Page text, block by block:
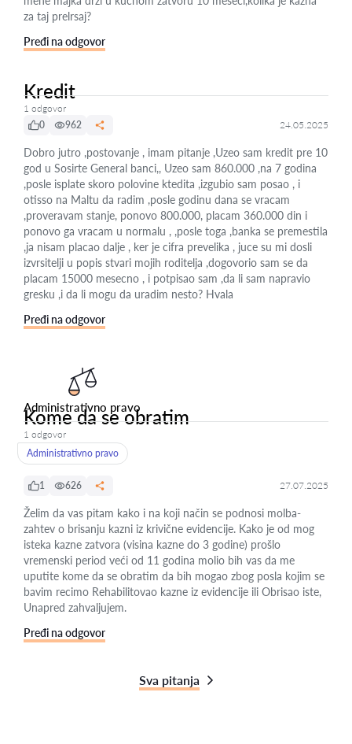
za taj prelrsaj?
Pređi na odgovor
Kredit
1 odgovor
0
962 24.05.2025
Dobro jutro ,postovanje , imam pitanje ,Uzeo sam kredit pre 10
god u Sosirte General banci,, Uzeo sam 860.000 ,na 7 godina
,posle isplate skoro polovine ktedita ,izgubio sam posao , i
otisso na Maltu da radim ,posle godinu dana se vracam
,proveravam stanje, ponovo 800.000, placam 360.000 din i
ponovo ga vracam u normalu , ,posle toga ,banka se premestila
,ja nisam placao dalje , ker je cifra prevelika , juce su mi dosli
izvrsitelji u popis stvari mojih roditelja ,dogovorio sam se da
placam 15000 mesecno , i potpisao sam ,da li sam napravio
gresku ,i da li mogu da uradim nesto? Hvala
Pređi na odgovor
Administrativno pravo
Kome da se obratim
1 odgovor
Administrativno pravo
1 626 27.07.2025
Želim da vas pitam kako i na koji način se podnosi molba-
zahtev o brisanju kazni iz krivične evidencije. Kako je od mog
isteka kazne zatvora (visina kazne do 3 godine) prošlo
vremenski period veći od 11 godina molio bih vas da me
uputite kome da se obratim da bih mogao zbog posla kojim se
bavim recimo Rehabilitovao kazne iz evidencije ili Obrisao iste,
Unapred zahvaljujem.
Pređi na odgovor
Sva pitanja